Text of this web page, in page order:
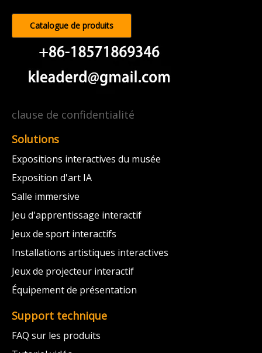
Catalogue de produits
clause de confidentialité
Solutions
Expositions interactives du musée
Exposition d'art IA
Salle immersive
Jeu d'apprentissage interactif
Jeux de sport interactifs
Installations artistiques interactives
Jeux de projecteur interactif
Équipement de présentation
Support technique
FAQ sur les produits